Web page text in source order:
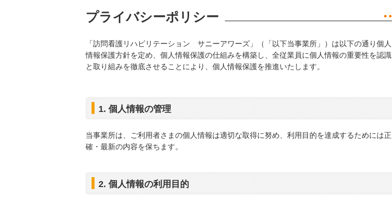
プライバシーポリシー
「訪問看護リハビリテーション サニーアワーズ」（「以下当事業所」）は以下の通り個人
情報保護方針を定め、個人情報保護の仕組みを構築し、全従業員に個人情報の重要性を認識
と取り組みを徹底させることにより、個人情報保護を推進いたします。
1. 個人情報の管理
当事業所は、ご利用者さまの個人情報は適切な取得に努め、利用目的を達成するためには正
確・最新の内容を保ちます。
2. 個人情報の利用目的